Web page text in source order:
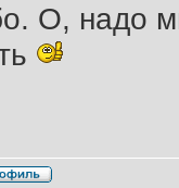
О, надо